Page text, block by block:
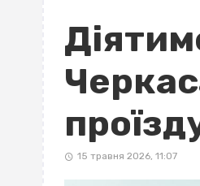
15 травня 2026, 11:07